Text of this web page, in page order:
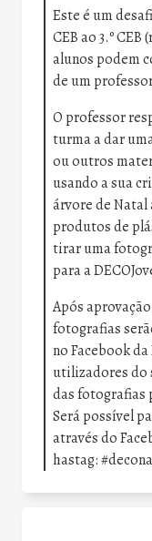
Este é um
CEB ao 3.º
alunos podem
de um
O professor
turma a dar
ou outros
usando a sua
árvore de
produtos de
tirar uma
para a
Após
fotografias
no Facebook
utilizadores do
das fotografias
Será possível
através do
hastag: